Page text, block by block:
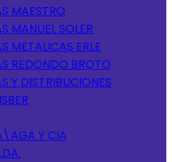
MAESTRO
MANUEL SOLER
METALICAS ERLE
REDONDO BROTO
Y DISTRIBUCIONES
Y CIA